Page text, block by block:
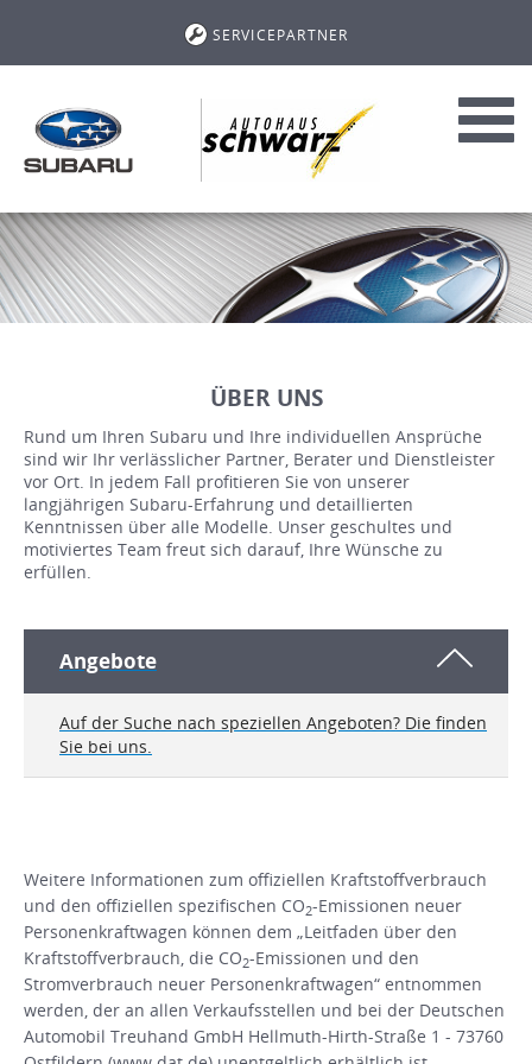
SERVICEPARTNER
ÜBER UNS
Rund um Ihren Subaru und Ihre individuellen Ansprüche
sind wir Ihr verlässlicher Partner, Berater und Dienstleister
vor Ort. In jedem Fall profitieren Sie von unserer
langjährigen Subaru-Erfahrung und detaillierten
Kenntnissen über alle Modelle. Unser geschultes und
motiviertes Team freut sich darauf, Ihre Wünsche zu
erfüllen.
Angebote
Auf der Suche nach speziellen Angeboten? Die finden
Sie bei uns.
Weitere Informationen zum offiziellen Kraftstoffverbrauch
und den offiziellen spezifischen CO2-Emissionen neuer
Personenkraftwagen können dem „Leitfaden über den
Kraftstoffverbrauch, die CO2-Emissionen und den
Stromverbrauch neuer Personenkraftwagen“ entnommen
werden, der an allen Verkaufsstellen und bei der Deutschen
Automobil Treuhand GmbH Hellmuth-Hirth-Straße 1 - 73760